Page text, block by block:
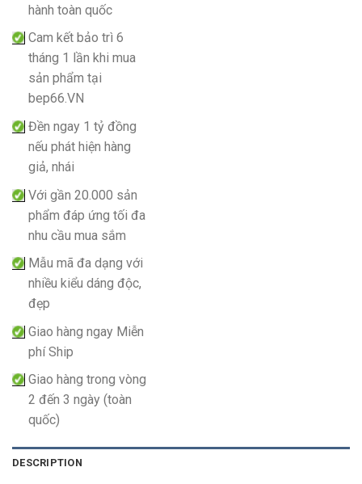
hành toàn quốc
Cam kết bảo trì 6
tháng 1 lần khi mua
sản phẩm tại
bep66.VN
Đền ngay 1 tỷ đồng
nếu phát hiện hàng
giả, nhái
Với gần 20.000 sản
phẩm đáp ứng tối đa
nhu cầu mua sắm
Mẫu mã đa dạng với
nhiều kiểu dáng độc,
đẹp
Giao hàng ngay Miễn
phí Ship
Giao hàng trong vòng
2 đến 3 ngày (toàn
quốc)
DESCRIPTION